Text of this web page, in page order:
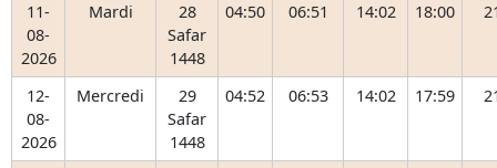
11-
08-
2026
Mardi
28
Safar
1448
04:50 06:51 14:02 18:00
12-
08-
2026
Mercredi
29
Safar
1448
04:52 06:53 14:02 17:59